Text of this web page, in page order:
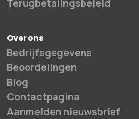
Terugbetalingsbeleid
Over ons
Bedrijfsgegevens
Beoordelingen
Blog
Contactpagina
Aanmelden nieuwsbrief